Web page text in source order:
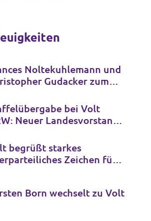
Noltekuhlemann und
Gudacker zum
2027 gewählt
bei Volt
Neuer Landesvorstand
begrüßt starkes
Zeichen für
Born wechselt zu Volt